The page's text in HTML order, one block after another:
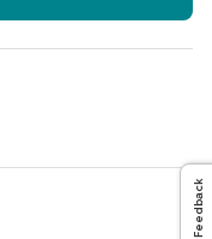
Feedback